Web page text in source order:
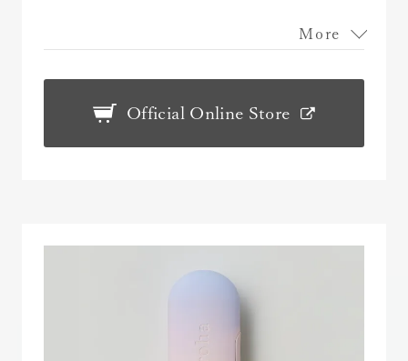
More
Official Online Store